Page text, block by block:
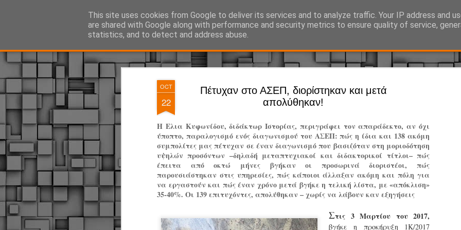
OCT
22
Πέτυχαν στο ΑΣΕΠ, διορίστηκαν και μετά
απολύθηκαν!
Η Ελια Κυφωνίδου, διδάκτωρ Ιστορίας, περιγράφει τον απαράδεκτο, αν όχι
ύποπτο, παραλογισμό ενός διαγωνισμού του ΑΣΕΠ: πώς η ίδια και 138 ακόμη
συμπολίτες μας πέτυχαν σε έναν διαγωνισμό που βασιζόταν στη μοριοδότηση
υψηλών προσόντων –δηλαδή μεταπτυχιακοί και διδακτορικοί τίτλοι– πώς
έπειτα από οκτώ μήνες βγήκαν οι προσωρινά διοριστέοι, πώς
παρουσιάστηκαν στις υπηρεσίες, πώς κάποιοι άλλαξαν ακόμη και πόλη για
να εργαστούν και πώς έναν χρόνο μετά βγήκε η τελική λίστα, με «απόκλιση»
35-40%. Οι 139 επιτυχόντες, απολύθηκαν – χωρίς να λάβουν καν εξηγήσεις
Στις 3 Μαρτίου του 2017,
βγήκε η προκήρυξη 1Κ/2017
This site uses cookies from Google to deliver its services and to analyze traffic. Your IP address and
are shared with Google along with performance and security metrics to ensure quality of service,
statistics, and to detect and address abuse.
ΔΗΜΟΤΙΚΗ ΑΣΤΥΝΟΜΙΑ, τα νέα! Ό, τι συμβαίνει γύρω από τη Δημοτική Αστυνομία, την τοπική
JUL
Ξεκινά επίσημα η
Η Δημοτική Αστυνομία
καθώς από την 1η
επιχειρησιακή
παρουσία του Δήμου
Η νέα υπηρεσία θα